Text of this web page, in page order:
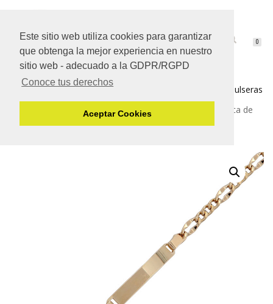
Este sitio web utiliza cookies para garantizar
que obtenga la mejor experiencia en nuestro
sitio web - adecuado a la GDPR/RGPD
Conoce tus derechos
Aceptar Cookies
CAMBIAR
NAVEGACIÓN
0
Inicio/Oro de Ley de 18 Quilates
Pulseras
de oro de comunión/ Pulsera en oro amarillo con placa de
comunión PU1231